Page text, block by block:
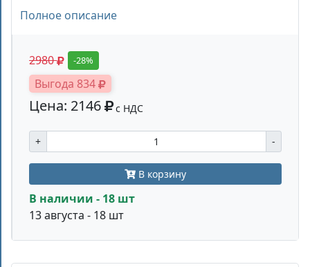
Полное описание
2980 -28%
Выгода 834
Цена: 2146 с НДС
+ -
В корзину
В наличии - 18 шт
13 августа - 18 шт